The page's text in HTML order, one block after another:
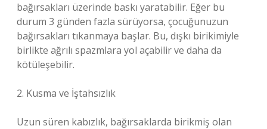
bağırsakları üzerinde baskı yaratabilir. Eğer bu
durum 3 günden fazla sürüyorsa, çocuğunuzun
bağırsakları tıkanmaya başlar. Bu, dışkı birikimiyle
birlikte ağrılı spazmlara yol açabilir ve daha da
kötüleşebilir.
2. Kusma ve İştahsızlık
Uzun süren kabızlık, bağırsaklarda birikmiş olan